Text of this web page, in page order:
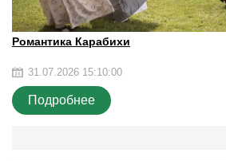
Романтика Карабихи
31.07.2026 15:10:00
Подробнее